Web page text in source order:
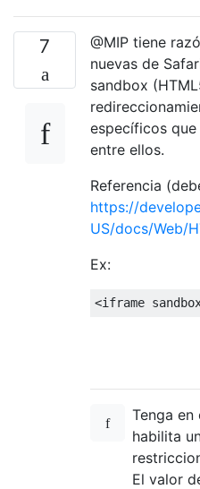
7
@MIP tiene
nuevas de
sandbox
específicos
entre ellos.
Referencia
https://
US/docs/Web/
Ex:
<iframe
Tenga en
habilita
El valor